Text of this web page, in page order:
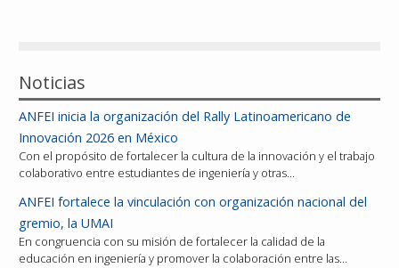
Noticias
ANFEI inicia la organización del Rally Latinoamericano de
Innovación 2026 en México
Con el propósito de fortalecer la cultura de la innovación y el trabajo
colaborativo entre estudiantes de ingeniería y otras…
ANFEI fortalece la vinculación con organización nacional del
gremio, la UMAI
En congruencia con su misión de fortalecer la calidad de la
educación en ingeniería y promover la colaboración entre las…